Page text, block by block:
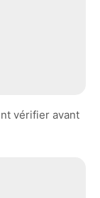
vérifier avant